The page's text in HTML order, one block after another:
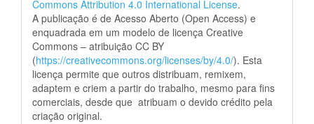
Commons Attribution 4.0 International License.
A publicação é de Acesso Aberto (Open Access) e
enquadrada em um modelo de licença Creative
Commons – atribuição CC BY
(https://creativecommons.org/licenses/by/4.0/). Esta
licença permite que outros distribuam, remixem,
adaptem e criem a partir do trabalho, mesmo para fins
comerciais, desde que atribuam o devido crédito pela
criação original.